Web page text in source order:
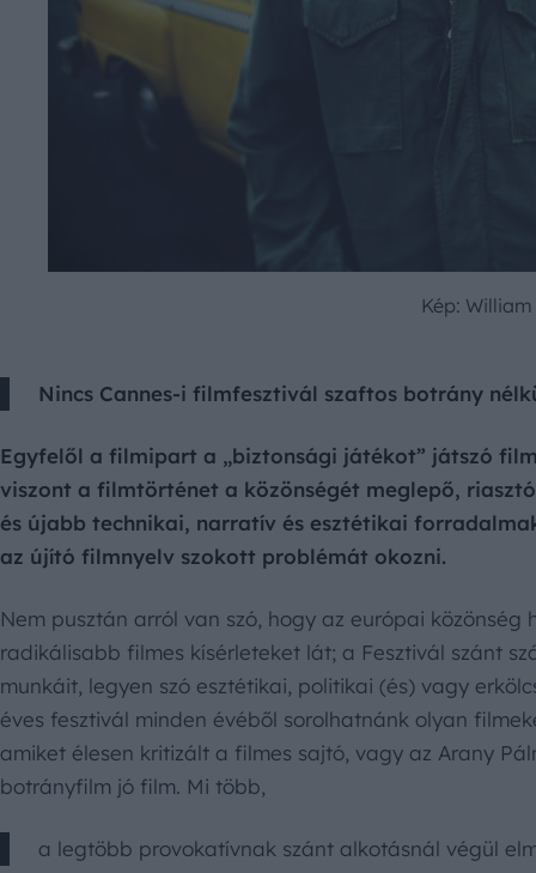
Kép:
Nincs Cannes-i filmfesztivál szaftos botrány
Egyfelől a filmipart a „biztonsági játékot” játszó
viszont a filmtörténet a közönségét meglepő,
és újabb technikai, narratív és esztétikai
az újító filmnyelv szokott problémát okozni.
Nem pusztán arról van szó, hogy az európai
radikálisabb filmes kísérleteket lát; a Fesztivál szánt
munkáit, legyen szó esztétikai, politikai (és) vagy
éves fesztivál minden évéből sorolhatnánk olyan
amiket élesen kritizált a filmes sajtó, vagy az Arany
botrányfilm jó film. Mi több,
a legtöbb provokatívnak szánt alkotásnál végül